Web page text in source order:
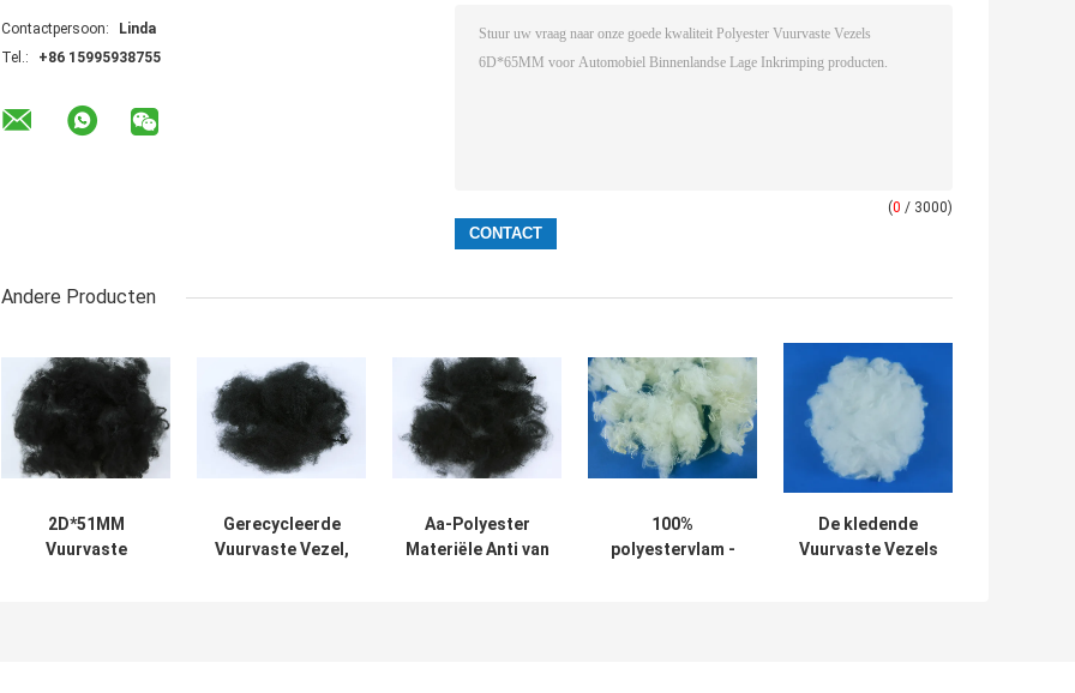
Contactpersoon:
Linda
Tel.:
+86 15995938755
(0 / 3000)
Andere Producten
2D*51MM
Vuurvaste
Gerecycleerde
Vuurvaste Vezel,
Aa-Polyester
Materiële Anti van
100%
polyestervlam -
De kledende
Vuurvaste Vezels